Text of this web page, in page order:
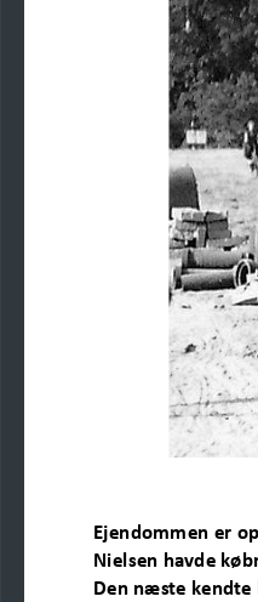
Ejendommen er
Nielsen havde
Den næste kendte